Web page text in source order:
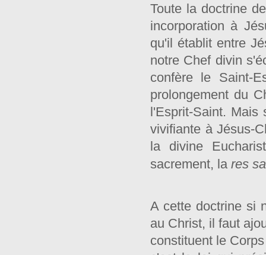
Toute la doctrine
incorporation à
qu'il établit entre
notre Chef divin
confère le Saint-
prolongement du
l'Esprit-Saint. Mais
vivifiante à Jésus-
la divine
sacrement, la res
A cette doctrine si
au Christ, il faut
constituent le